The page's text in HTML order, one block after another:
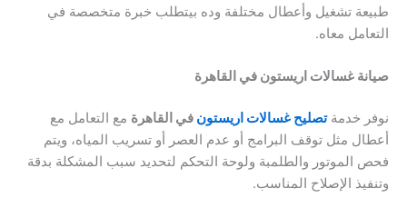
طبيعة تشغيل وأعطال مختلفة وده بيتطلب خبرة متخصصة في
التعامل معاه.
صيانة غسالات اريستون في القاهرة
نوفر خدمةتصليح غسالات اريستون في القاهرة مع التعامل مع
أعطال مثل توقف البرامج أو عدم العصر أو تسريب المياه، ويتم
فحص الموتور والطلمبة ولوحة التحكم لتحديد سبب المشكلة بدقة
وتنفيذ الإصلاح المناسب.